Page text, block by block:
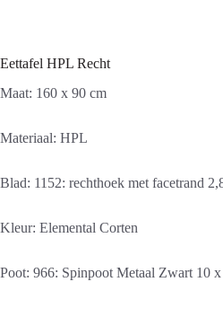
Eettafel HPL Recht
Maat: 160 x 90 cm
Materiaal: HPL
Blad: 1152: rechthoek met facetrand
Kleur: Elemental Corten
Poot: 966: Spinpoot Metaal Zwart 10